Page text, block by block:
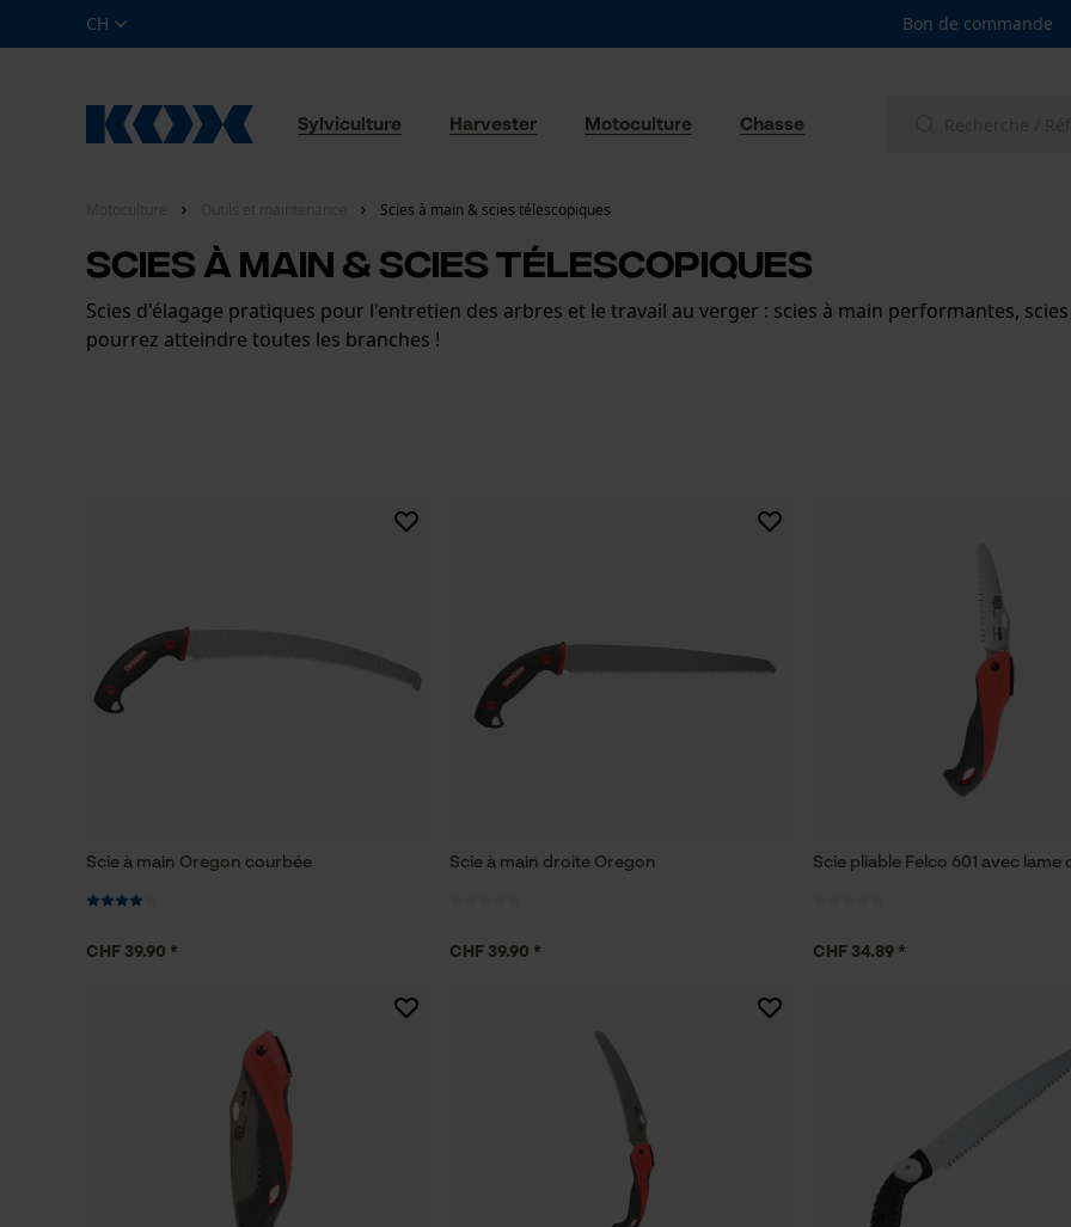
CH Bon de commande
Sylviculture Harvester Motoculture Chasse
Scies à main & scies télescopiques
Scies à main & scies télescopiques
Scies d'élagage pratiques pour l'entretien des arbres et le travail au verger : scies à main performantes,
pourrez atteindre toutes les branches !
Scie à main Oregon courbée
CHF 39.90 *
Scie à main droite Oregon
CHF 39.90 *
Scie pliable Felco 601 avec lame
CHF 34.89 *